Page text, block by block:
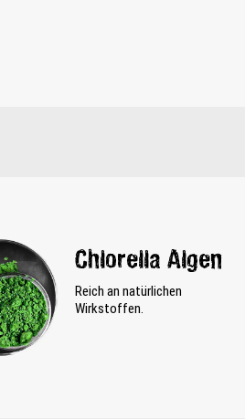
Chlorella Algen
Reich an natürlichen
Wirkstoffen.